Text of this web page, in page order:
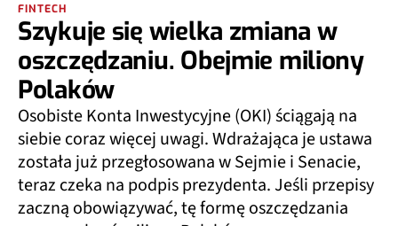
FINTECH
Szykuje się wielka zmiana w
oszczędzaniu. Obejmie miliony
Polaków
Osobiste Konta Inwestycyjne (OKI) ściągają na
siebie coraz więcej uwagi. Wdrażająca je ustawa
została już przegłosowana w Sejmie i Senacie,
teraz czeka na podpis prezydenta. Jeśli przepisy
zaczną obowiązywać, tę formę oszczędzania